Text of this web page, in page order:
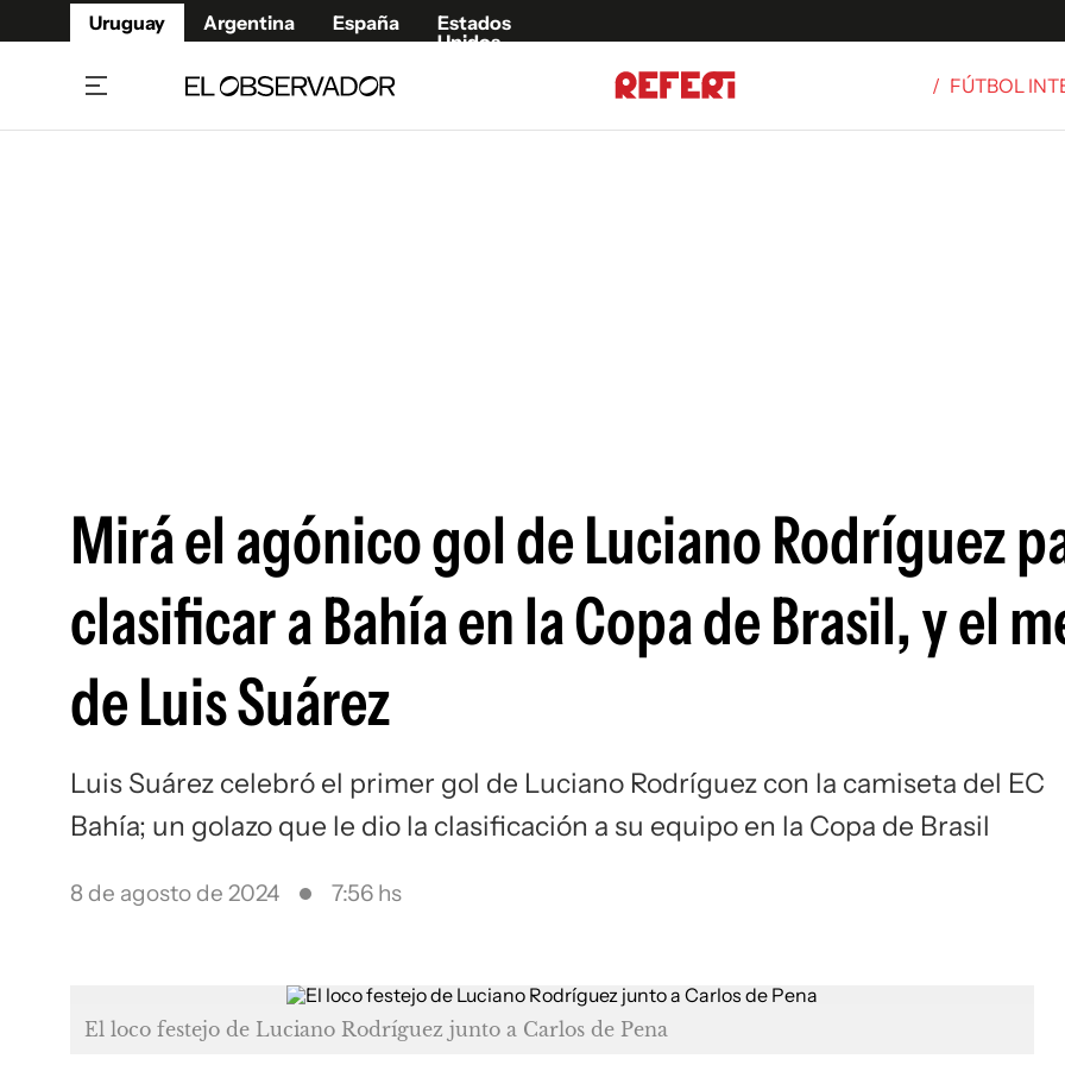
Uruguay Argentina España
Estados
Unidos
/ FÚTBOL
Mirá el agónico gol de Luciano Rodríguez
clasificar a Bahía en la Copa de Brasil, y el
de Luis Suárez
Luis Suárez celebró el primer gol de Luciano Rodríguez con la camiseta del EC
Bahía; un golazo que le dio la clasificación a su equipo en la Copa de Brasil
8 de agosto de 2024 7:56 hs
El loco festejo de Luciano Rodríguez junto a Carlos de Pena